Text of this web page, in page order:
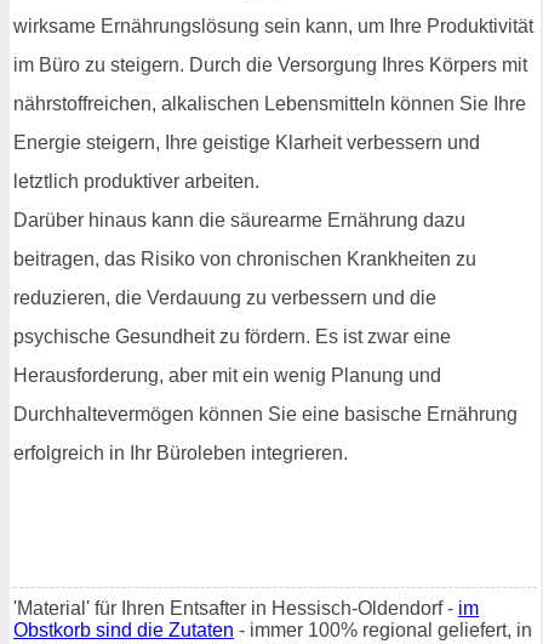
wirksame Ernährungslösung sein kann, um Ihre Produktivität
im Büro zu steigern. Durch die Versorgung Ihres Körpers mit
nährstoffreichen, alkalischen Lebensmitteln können Sie Ihre
Energie steigern, Ihre geistige Klarheit verbessern und
letztlich produktiver arbeiten.
Darüber hinaus kann die säurearme Ernährung dazu
beitragen, das Risiko von chronischen Krankheiten zu
reduzieren, die Verdauung zu verbessern und die
psychische Gesundheit zu fördern. Es ist zwar eine
Herausforderung, aber mit ein wenig Planung und
Durchhaltevermögen können Sie eine basische Ernährung
erfolgreich in Ihr Büroleben integrieren.
'Material' für Ihren Entsafter in Hessisch-Oldendorf - im
Obstkorb sind die Zutaten - immer 100% regional geliefert, in